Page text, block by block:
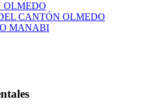
OLMEDO
CANTÓN OLMEDO
MANABI